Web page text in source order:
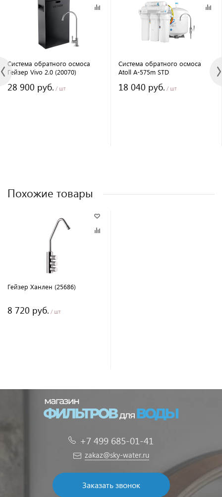
Система обратного осмоса
Гейзер Vivo 2.0 (20070)
28 900 руб. / шт
Система обратного осмоса
Atoll A-575m STD
18 040 руб. / шт
Похожие товары
Гейзер Ханлен (25686)
8 720 руб. / шт
+7 499 685-01-41
zakaz@sky-water.ru
Заказать звонок